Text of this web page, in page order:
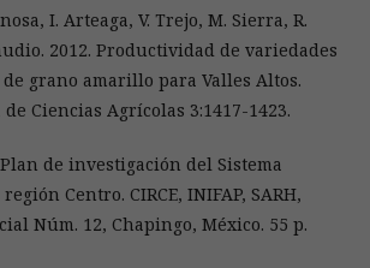
I. Arteaga, V. Trejo, M. Sierra, R.
2012. Productividad de variedades
grano amarillo para Valles Altos.
Ciencias Agrícolas 3:1417-1423.
de investigación del Sistema
Centro. CIRCE, INIFAP, SARH,
Núm. 12, Chapingo, México. 55 p.